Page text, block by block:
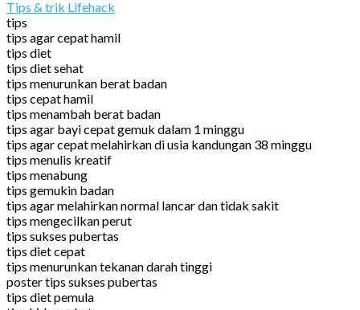
Tips & trik Lifehack
tips
tips agar cepat hamil
tips diet
tips diet sehat
tips menurunkan berat badan
tips cepat hamil
tips menambah berat badan
tips agar bayi cepat gemuk dalam 1 minggu
tips agar cepat melahirkan di usia kandungan 38 minggu
tips menulis kreatif
tips menabung
tips gemukin badan
tips agar melahirkan normal lancar dan tidak sakit
tips mengecilkan perut
tips sukses pubertas
tips diet cepat
tips menurunkan tekanan darah tinggi
poster tips sukses pubertas
tips diet pemula